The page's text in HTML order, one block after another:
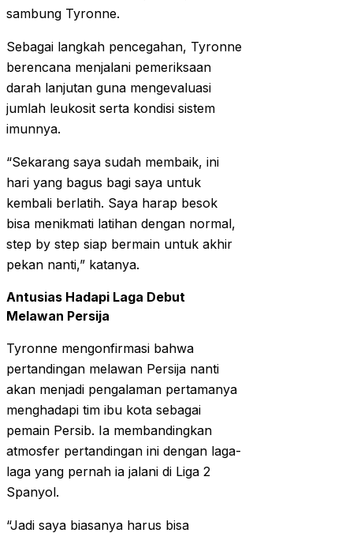
sambung Tyronne.
Sebagai langkah pencegahan, Tyronne
berencana menjalani pemeriksaan
darah lanjutan guna mengevaluasi
jumlah leukosit serta kondisi sistem
imunnya.
“Sekarang saya sudah membaik, ini
hari yang bagus bagi saya untuk
kembali berlatih. Saya harap besok
bisa menikmati latihan dengan normal,
step by step siap bermain untuk akhir
pekan nanti,” katanya.
Antusias Hadapi Laga Debut
Melawan Persija
Tyronne mengonfirmasi bahwa
pertandingan melawan Persija nanti
akan menjadi pengalaman pertamanya
menghadapi tim ibu kota sebagai
pemain Persib. Ia membandingkan
atmosfer pertandingan ini dengan laga-
laga yang pernah ia jalani di Liga 2
Spanyol.
“Jadi saya biasanya harus bisa